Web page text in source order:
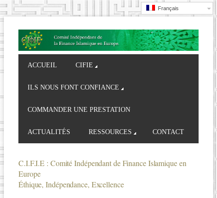
Français
ACCUEIL CIFIE
ILS NOUS FONT CONFIANCE
COMMANDER UNE PRESTATION
ACTUALITÉS RESSOURCES CONTACT
C.I.F.I.E : Comité Indépendant de Finance Islamique en
Europe
Éthique, Indépendance, Excellence